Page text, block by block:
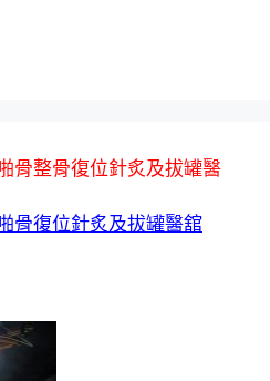
骨整骨復位針炙及拔罐醫
骨復位針炙及拔罐醫舘